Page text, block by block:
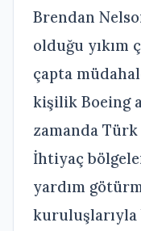
Brendan
olduğu yıkım
çapta
kişilik Boeing
zamanda Türk
İhtiyaç
yardım
kuruluşlarıyla